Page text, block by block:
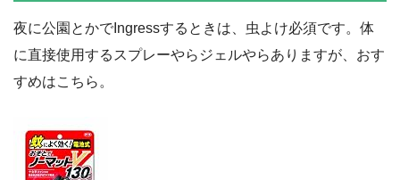
夜に公園とかでIngressするときは、虫よけ必須です。体
に直接使用するスプレーやらジェルやらありますが、おす
すめはこちら。